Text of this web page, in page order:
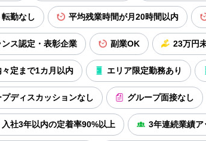
勤なし 平均残業時間が月20時間以内
ス認定・表彰企業 副業OK 23万円
々定まで1カ月以内 エリア限定勤務あり
ディスカッションなし グループ面接なし
入社3年以内の定着率90%以上 3年連続業績ア